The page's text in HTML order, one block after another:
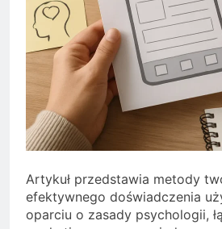
Artykuł przedstawia metody
efektywnego doświadczenia
oparciu o zasady psychologii,